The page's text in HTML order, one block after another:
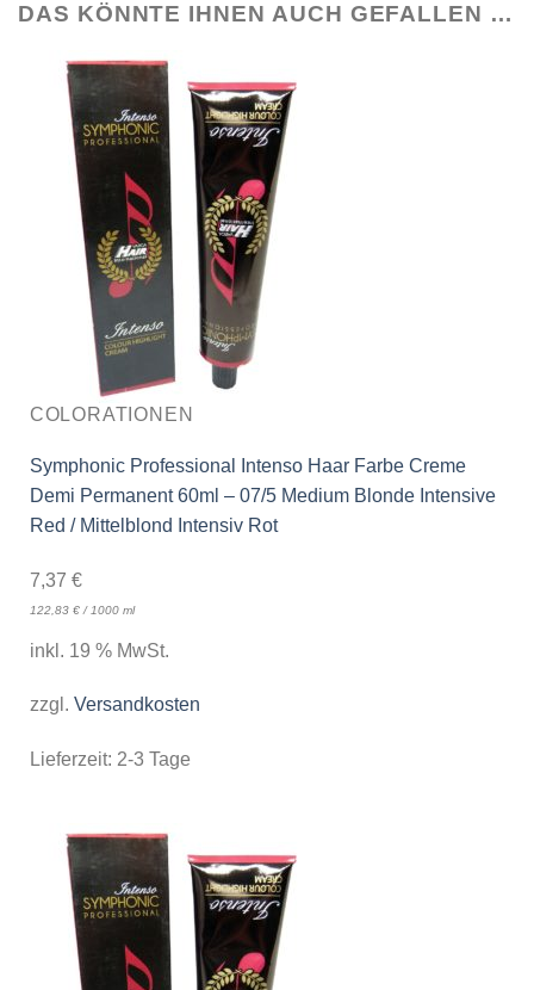
DAS KÖNNTE IHNEN AUCH GEFALLEN …
COLORATIONEN
Symphonic Professional Intenso Haar Farbe Creme
Demi Permanent 60ml – 07/5 Medium Blonde Intensive
Red / Mittelblond Intensiv Rot
7,37 €
122,83 €/ 1000 ml
inkl. 19 % MwSt.
zzgl. Versandkosten
Lieferzeit: 2-3 Tage